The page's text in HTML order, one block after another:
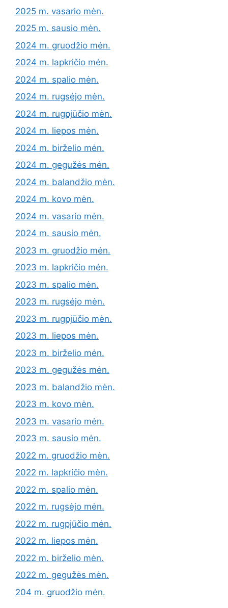
2025 m. vasario mėn.
2025 m. sausio mėn.
2024 m. gruodžio mėn.
2024 m. lapkričio mėn.
2024 m. spalio mėn.
2024 m. rugsėjo mėn.
2024 m. rugpjūčio mėn.
2024 m. liepos mėn.
2024 m. birželio mėn.
2024 m. gegužės mėn.
2024 m. balandžio mėn.
2024 m. kovo mėn.
2024 m. vasario mėn.
2024 m. sausio mėn.
2023 m. gruodžio mėn.
2023 m. lapkričio mėn.
2023 m. spalio mėn.
2023 m. rugsėjo mėn.
2023 m. rugpjūčio mėn.
2023 m. liepos mėn.
2023 m. birželio mėn.
2023 m. gegužės mėn.
2023 m. balandžio mėn.
2023 m. kovo mėn.
2023 m. vasario mėn.
2023 m. sausio mėn.
2022 m. gruodžio mėn.
2022 m. lapkričio mėn.
2022 m. spalio mėn.
2022 m. rugsėjo mėn.
2022 m. rugpjūčio mėn.
2022 m. liepos mėn.
2022 m. birželio mėn.
2022 m. gegužės mėn.
204 m. gruodžio mėn.